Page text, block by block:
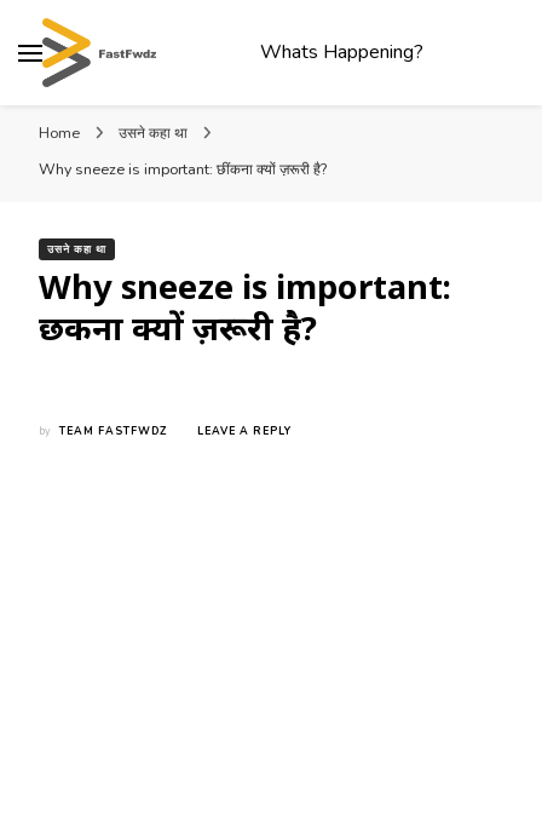
Whats Happening?
Home
उसने कहा था
Why sneeze is important: छींकना क्यों ज़रूरी है?
उसने कहा था
Why sneeze is important:
छींकना क्यों ज़रूरी है?
by TEAM FASTFWDZ LEAVE A REPLY